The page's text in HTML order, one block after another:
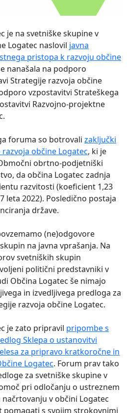
je na svetniške skupine v
Logatec naslovil javna
pristopa k razvoju občine
nanašala na podporo
Strategije razvoja občine
vzpostavitvi Strateškega
Razvojno-projektne
foruma so botrovali zaključki
občine Logatec, ki je
obrtno-podjetniški
da občina Logatec zadnja
razvitosti (koeficient 1,23
leta 2022). Posledično postaja
države.
(ne)odgovore
na javna vprašanja. Na
svetniških skupin
politični predstavniki v
Občina Logatec še nimajo
in izvedljivega predloga za
razvoja občine Logatec.
je zato pripravil pripombe s
Sklepa o ustanovitvi
za pripravo kratkoročne in
Logatec. Forum prav tako
za svetniške skupine v
pri odločanju o ustreznem
v občini Logatec
s svojim strokovnimi